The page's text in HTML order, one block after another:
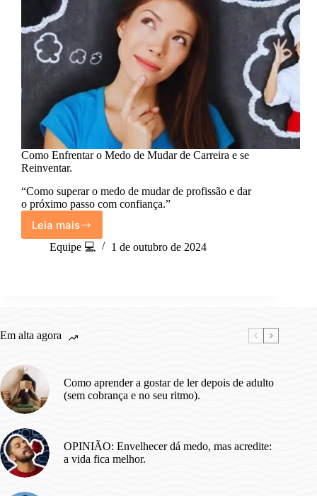
Como Enfrentar o Medo de Mudar de Carreira e se
Reinventar.
“Como superar o medo de mudar de profissão e dar
o próximo passo com confiança.”
Leia mais
Como
Enfrentar
o
e
Equipe 💻 1 de outubro de 2024
Em alta agora
Como aprender a gostar de ler depois de adulto
(sem cobrança e no seu ritmo).
OPINIÃO: Envelhecer dá medo, mas acredite:
a vida fica melhor.